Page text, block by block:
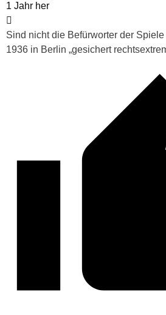
1 Jahr her
Sind nicht die Befürworter der
1936 in Berlin „gesichert